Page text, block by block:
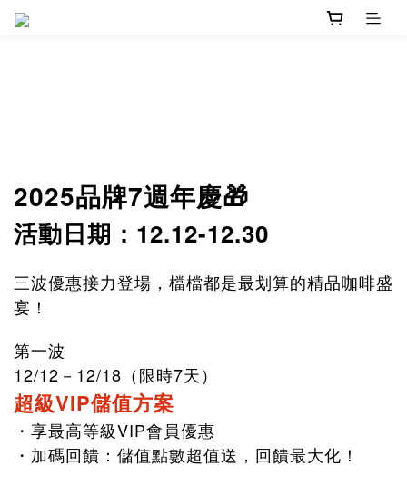
2025品牌7週年慶🎁
活動日期：12.12-12.30
三波優惠接力登場，檔檔都是最划算的精品咖啡盛
宴！
第一波
12/12－12/18（限時7天）
超級VIP儲值方案
・享最高等級VIP會員優惠
・加碼回饋：儲值點數超值送，回饋最大化！